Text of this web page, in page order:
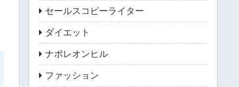
セールスコピーライター
ダイエット
ナポレオンヒル
ファッション